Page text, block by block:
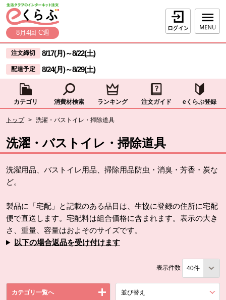
ページの先頭です。
本文へジャンプする。
8月4回 C週
ログイン
ここからサイト内共通メニューです。
サイト内共通メニューをスキップする
注文締切 8/17(月)～8/22(土)
配達予定 8/24(月)～8/29(土)
カテゴリ 消費材検索 ランキング 注文ガイド eくらぶ登録
トップ > 洗濯・バストイレ・掃除道具
洗濯・バストイレ・掃除道具
洗濯用品、バストイレ用品、掃除用品防虫・消臭・芳香・炭な
ど。
製品に「宅配」と記載のある品目は、生協に登録の住所に宅配
便で直送します。宅配料は組合価格に含まれます。表示の大き
さ、重量、容量はおよそのサイズです。
以下の場合返品を受け付けます
表示件数
カテゴリ一覧へ 並び替え